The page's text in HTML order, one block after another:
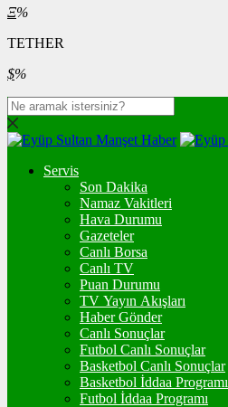
Ξ%
TETHER
$%
Servis
Son Dakika
Namaz Vakitleri
Hava Durumu
Gazeteler
Canlı Borsa
Canlı TV
Puan Durumu
TV Yayın Akışları
Haber Gönder
Canlı Sonuçlar
Futbol Canlı Sonuçlar
Basketbol Canlı Sonuçlar
Basketbol İddaa Programı
Futbol İddaa Programı